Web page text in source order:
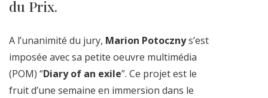
du Prix.
A l’unanimité du jury, Marion Potocznys’est
imposée avec sa petite oeuvre multimédia
(POM) “Diary of an exile”. Ce projet est le
fruit d’une semaine en immersion dans le